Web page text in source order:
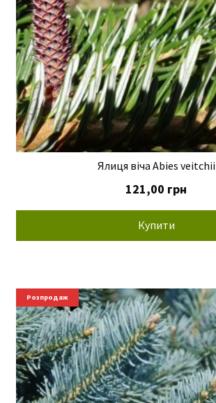
Ялиця віча Abies veitchii
121,00 грн
Купити
Розпродаж